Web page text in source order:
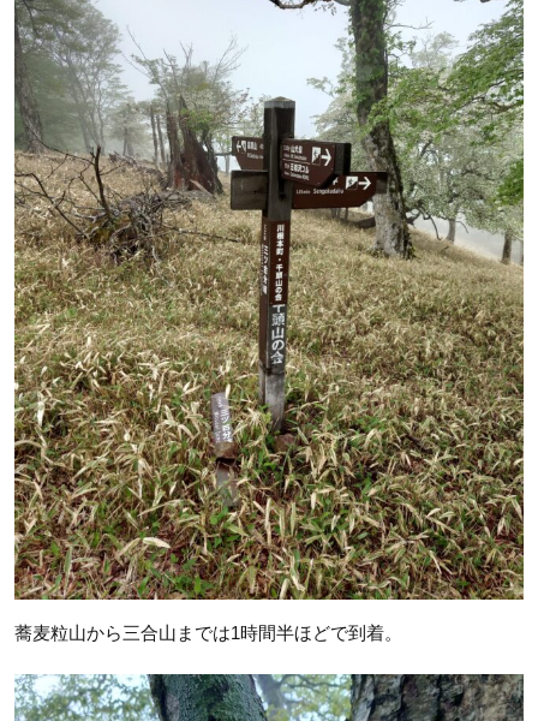
蕎麦粒山から三合山までは1時間半ほどで到着。